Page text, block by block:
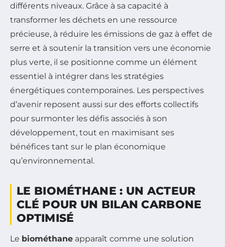
différents niveaux. Grâce à sa capacité à
transformer les déchets en une ressource
précieuse, à réduire les émissions de gaz à effet de
serre et à soutenir la transition vers une économie
plus verte, il se positionne comme un élément
essentiel à intégrer dans les stratégies
énergétiques contemporaines. Les perspectives
d’avenir reposent aussi sur des efforts collectifs
pour surmonter les défis associés à son
développement, tout en maximisant ses
bénéfices tant sur le plan économique
qu’environnemental.
LE BIOMÉTHANE : UN ACTEUR
CLÉ POUR UN BILAN CARBONE
OPTIMISÉ
Le biométhane apparaît comme une solution